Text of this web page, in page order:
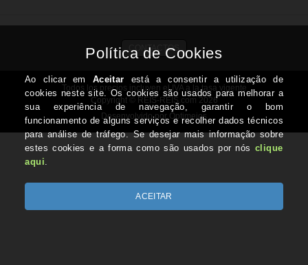
CONTACTOS
Todos los precios incluyen el IVA a la tasa vigente
Copyright © REIS-REIS.com 2026
Desenvolvido por Optimeios